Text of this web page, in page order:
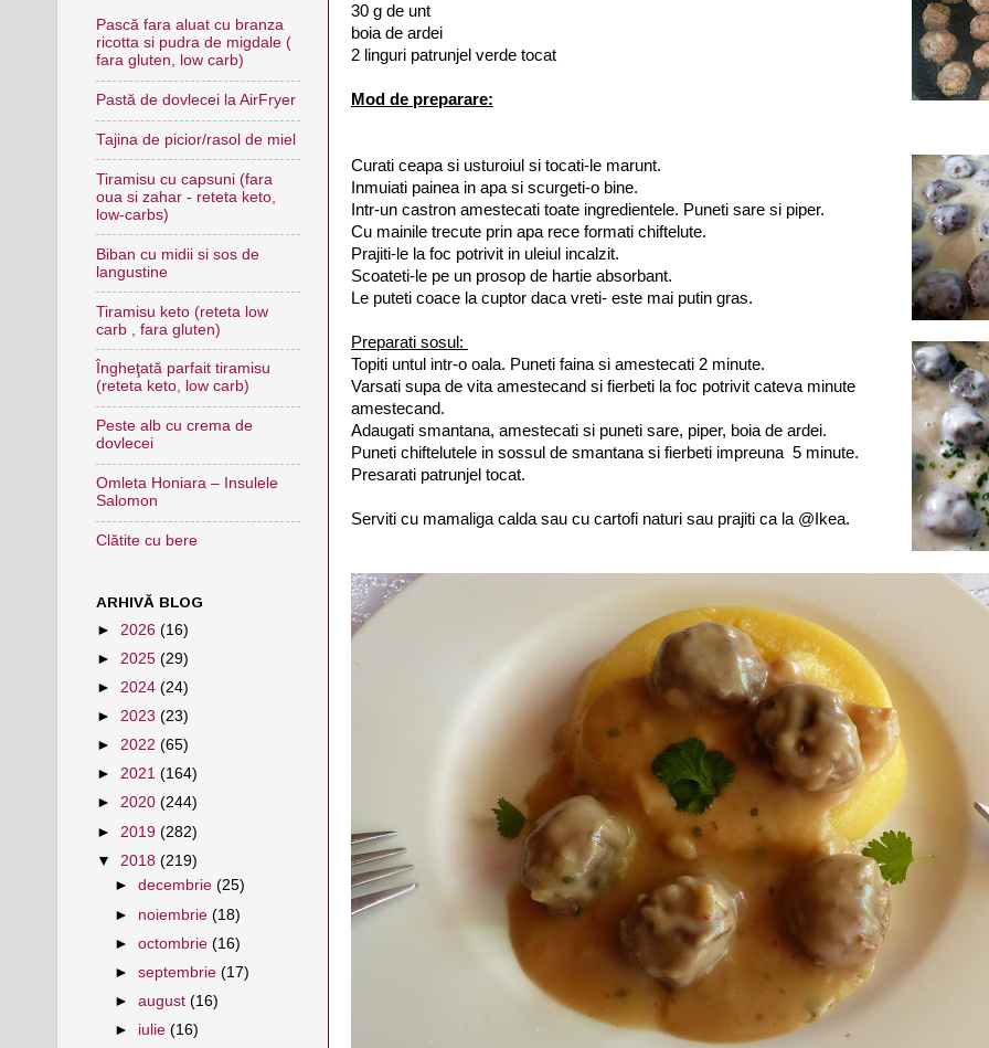
30 g de unt
boia de ardei
2 linguri patrunjel verde tocat
Mod de preparare:
Curati ceapa si usturoiul si tocati-le marunt.
Inmuiati painea in apa si scurgeti-o bine.
Intr-un castron amestecati toate ingredientele. Puneti sare si piper.
Cu mainile trecute prin apa rece formati chiftelute.
Prajiti-le la foc potrivit in uleiul incalzit.
Scoateti-le pe un prosop de hartie absorbant.
Le puteti coace la cuptor daca vreti- este mai putin gras.
Preparati sosul:
Topiti untul intr-o oala. Puneti faina si amestecati 2 minute.
Varsati supa de vita amestecand si fierbeti la foc potrivit cateva minute
amestecand.
Adaugati smantana, amestecati si puneti sare, piper, boia de ardei.
Puneti chiftelutele in sossul de smantana si fierbeti impreuna 5 minute.
Presarati patrunjel tocat.
Serviti cu mamaliga calda sau cu cartofi naturi sau prajiti ca la @Ikea.
Pască fara aluat cu branza
ricotta si pudra de migdale (
fara gluten, low carb)
Pastă de dovlecei la AirFryer
Tajina de picior/rasol de miel
Tiramisu cu capsuni (fara
oua si zahar - reteta keto,
low-carbs)
Biban cu midii si sos de
langustine
Tiramisu keto (reteta low
carb , fara gluten)
Îngheţată parfait tiramisu
(reteta keto, low carb)
Peste alb cu crema de
dovlecei
Omleta Honiara – Insulele
Salomon
Clătite cu bere
ARHIVĂ BLOG
► 2026 (16)
► 2025 (29)
► 2024 (24)
► 2023 (23)
► 2022 (65)
► 2021 (164)
► 2020 (244)
► 2019 (282)
▼ 2018 (219)
►decembrie(25)
► noiembrie(18)
►octombrie(16)
►septembrie(17)
►august(16)
► iulie(16)